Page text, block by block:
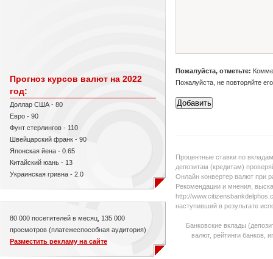
Прогноз курсов валют на 2022
год:
Доллар США - 80
Евро - 90
Фунт стерлингов - 110
Швейцарский франк - 90
Японская йена - 0.65
Китайский юань - 13
Украинская гривна - 2.0
80 000 посетителей в месяц, 135 000
просмотров (платежеспособная аудитория)
Разместить рекламу на сайте
Пожалуйста, отметьте:
Пожалуйста, не повторяйте
Процентные ставки по
депозитам (кредитам)
Онлайн конвертер валют при
Рекомендации и мнения,
http://
наступивший в результате
Банковские вклады
валют, рейтинги банков,